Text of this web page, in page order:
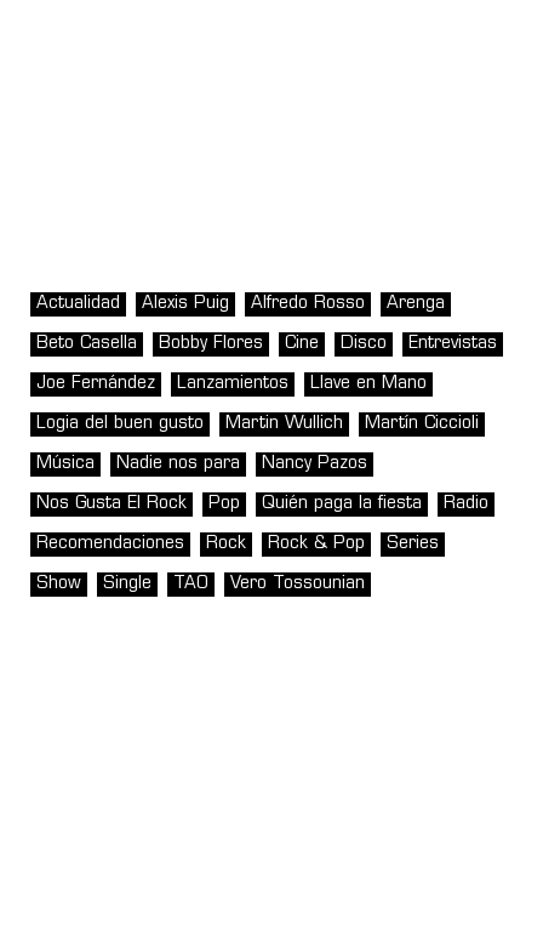
Actualidad Alexis Puig Alfredo Rosso Arenga
Beto Casella Bobby Flores Cine Disco Entrevistas
Joe Fernández Lanzamientos Llave en Mano
Logia del buen gusto Martin Wullich Martín Ciccioli
Música Nadie nos para Nancy Pazos
Nos Gusta El Rock Pop Quién paga la fiesta Radio
Recomendaciones Rock Rock & Pop Series
Show Single TAO Vero Tossounian